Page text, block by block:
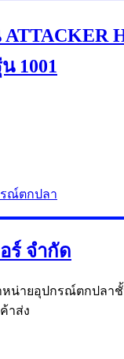
1001
รณ์ตกปลา
ร์ จำกัด
หน่ายอุปกรณ์ตกปลา
าส่ง